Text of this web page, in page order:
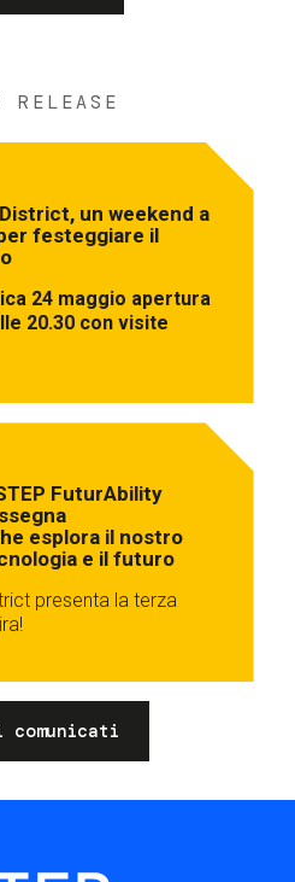
RELEASE
un weekend a
festeggiare il
24 maggio apertura
20.30 con visite
FuturAbility
esplora il nostro
e il futuro
presenta la terza